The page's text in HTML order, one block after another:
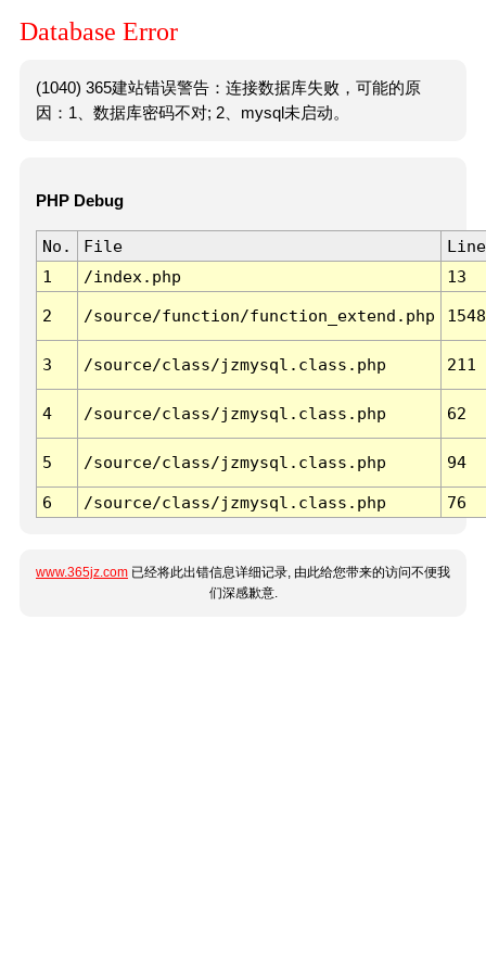
Database Error
(1040) 365建站错误警告：连接数据库失败，可能的原
因：1、数据库密码不对; 2、mysql未启动。
PHP Debug
No. File
Line
1
/index.php 13
2 /source/function/function_extend.php 1548
3 /source/class/jzmysql.class.php 211
4 /source/class/jzmysql.class.php 62
5 /source/class/jzmysql.class.php 94
6 /source/class/jzmysql.class.php 76
www.365jz.com 已经将此出错信息详细记录, 由此给您带来的访问不便我
们深感歉意.